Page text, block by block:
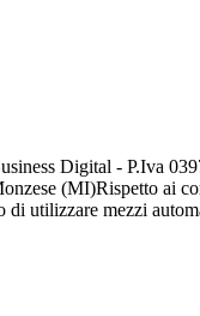
Digital - P.Iva
(MI)Rispetto ai
utilizzare mezzi